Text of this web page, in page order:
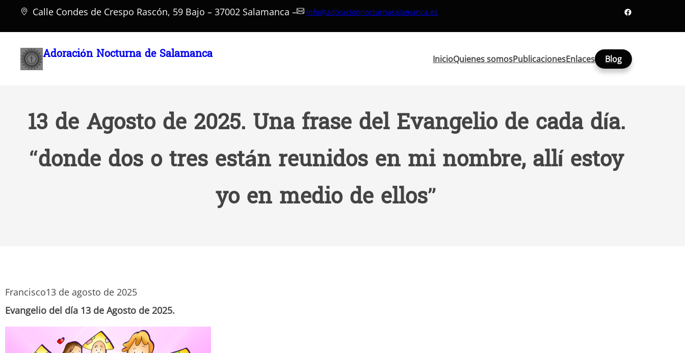
Saltar
Calle Condes de Crespo Rascón, 59 Bajo – 37002 Salamanca – info@adoracionnocturnasalamanca.es Facebook
Adoración Nocturna de Salamanca InicioQuienes somosPublicacionesEnlaces Blog
13 de Agosto de 2025. Una frase del Evangelio de cada día.
“donde dos o tres están reunidos en mi nombre, allí estoy
yo en medio de ellos”
Francisco13 de agosto de 2025
Evangelio del día 13 de Agosto de 2025.